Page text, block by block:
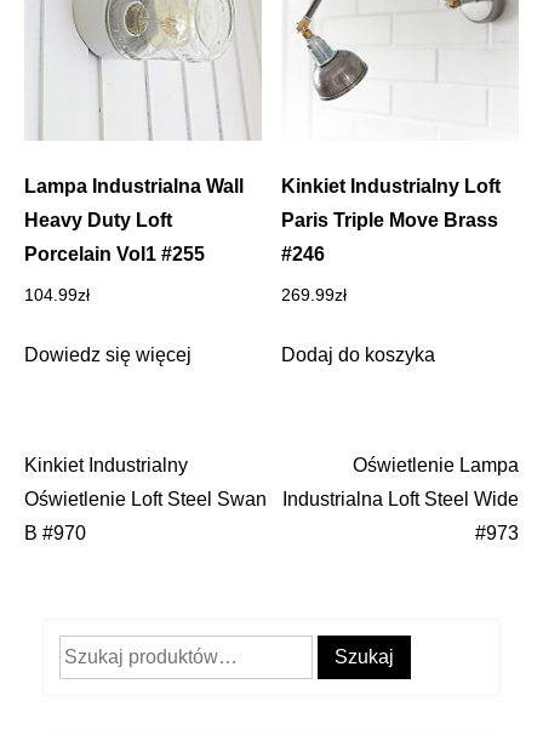
Lampa Industrialna Wall
Heavy Duty Loft
Porcelain Vol1 #255
104.99zł
Dowiedz się więcej
Kinkiet Industrialny Loft
Paris Triple Move Brass
#246
269.99zł
Dodaj do koszyka
Nawigacja
wpisu
Kinkiet Industrialny
Oświetlenie Loft Steel Swan
B #970
Oświetlenie Lampa
Industrialna Loft Steel Wide
#973
Szukaj: Szukaj